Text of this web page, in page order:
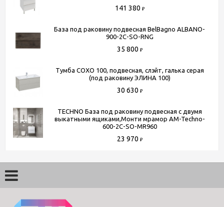
141 380 ₽
База под раковину подвесная BelBagno ALBANO-
900-2C-SO-RNG
35 800 ₽
Тумба СОХО 100, подвесная, слэйт, галька серая
(под раковину ЭЛИНА 100)
30 630 ₽
TECHNO База под раковину подвесная с двумя
выкатными ящиками,Монти мрамор AM-Techno-
600-2C-SO-MR960
23 970 ₽